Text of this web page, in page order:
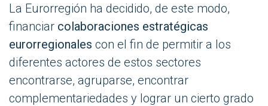
La Eurorregión ha decidido, de este modo,
financiar colaboraciones estratégicas
eurorregionales con el fin de permitir a los
diferentes actores de estos sectores
encontrarse, agruparse, encontrar
complementariedades y lograr un cierto grado